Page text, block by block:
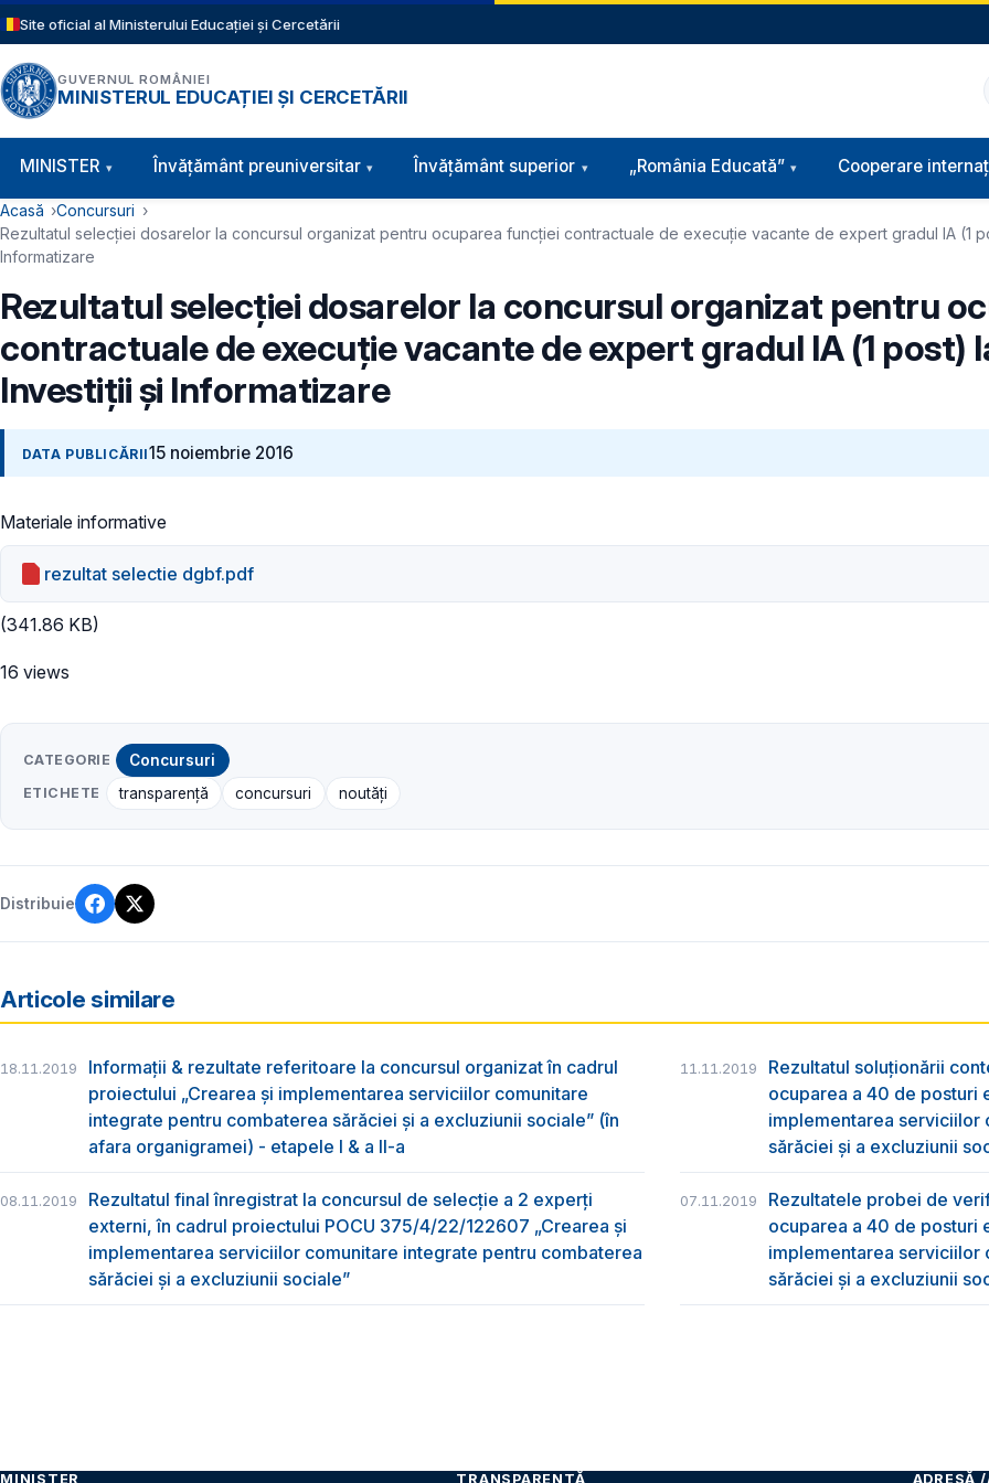
Sari la conținutul principal
Site oficial al Ministerului Educației și Cercetării
GUVERNUL ROMÂNIEI
MINISTERUL EDUCAȚIEI ȘI CERCETĂRII
Navigație principală
MINISTER Învăţământ preuniversitar Învățământ superior „România Educată” Cooperare
Cale de navigare
Acasă
Concursuri
Rezultatul selecției dosarelor la concursul organizat pentru ocuparea funcției contractuale de execuție vacante de expert gradul IA (1
Informatizare
Rezultatul selecției dosarelor la concursul organizat pentru
contractuale de execuție vacante de expert gradul IA (1 post)
Investiții și Informatizare
DATA PUBLICĂRII15 noiembrie 2016
Materiale informative
rezultat selectie dgbf.pdf
(341.86 KB)
16 views
CATEGORIE Concursuri
ETICHETE transparență concursuri noutăți
Distribuie
Articole similare
18.11.2019
Informații & rezultate referitoare la concursul organizat în cadrul
proiectului „Crearea și implementarea serviciilor comunitare
integrate pentru combaterea sărăciei și a excluziunii sociale” (în
afara organigramei) - etapele I & a II-a
11.11.2019
Rezultatul soluționării
ocuparea a 40 de posturi
implementarea serviciilor
sărăciei și a excluziunii
08.11.2019
Rezultatul final înregistrat la concursul de selecție a 2 experți
externi, în cadrul proiectului POCU 375/4/22/122607 „Crearea și
implementarea serviciilor comunitare integrate pentru combaterea
sărăciei și a excluziunii sociale”
07.11.2019
Rezultatele probei de
ocuparea a 40 de posturi
implementarea serviciilor
sărăciei și a excluziunii
MINISTER TRANSPARENȚĂ ADRESĂ